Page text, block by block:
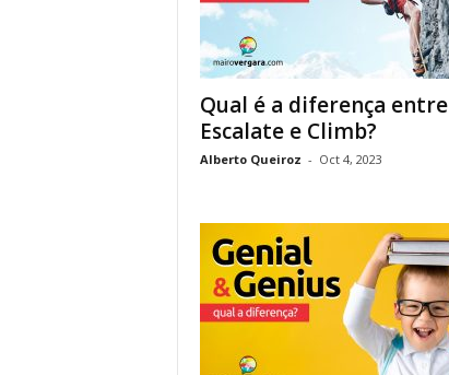
Qual é a diferença entre
Escalate e Climb?
Alberto Queiroz - Oct 4, 2023